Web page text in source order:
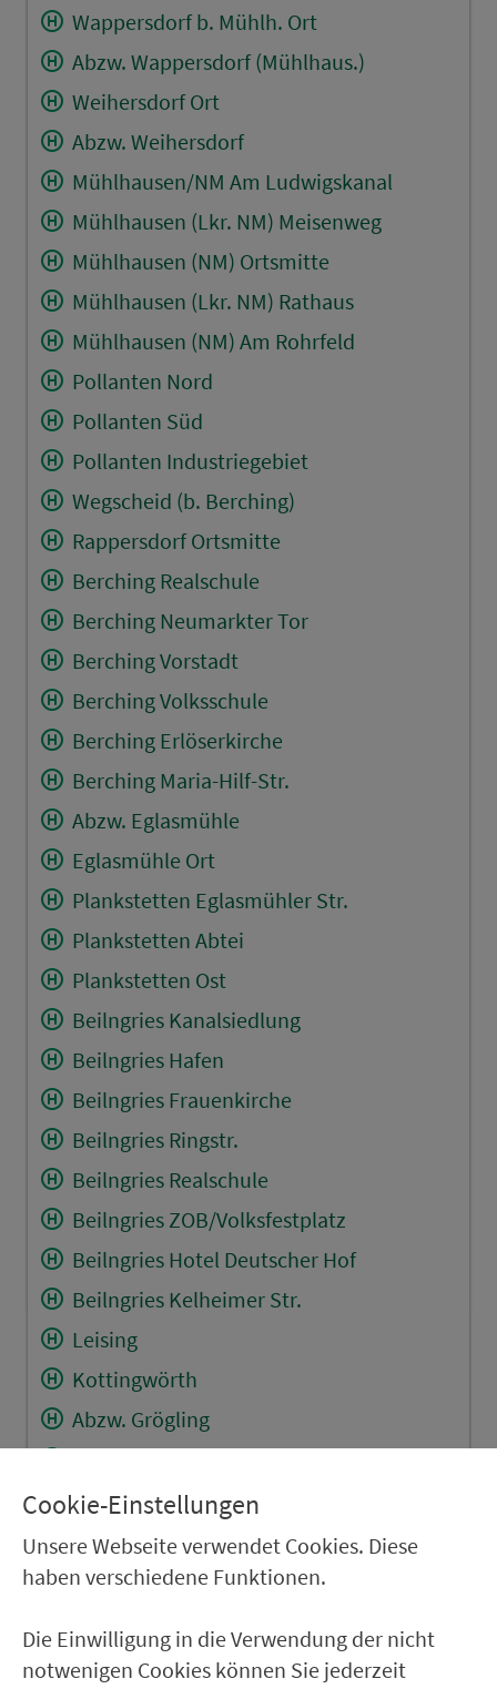
Wappersdorf b. Mühlh. Ort
Abzw. Wappersdorf (Mühlhaus.)
Weihersdorf Ort
Abzw. Weihersdorf
Mühlhausen/NM Am Ludwigskanal
Mühlhausen (Lkr. NM) Meisenweg
Mühlhausen (NM) Ortsmitte
Mühlhausen (Lkr. NM) Rathaus
Mühlhausen (NM) Am Rohrfeld
Pollanten Nord
Pollanten Süd
Pollanten Industriegebiet
Wegscheid (b. Berching)
Rappersdorf Ortsmitte
Berching Realschule
Berching Neumarkter Tor
Berching Vorstadt
Berching Volksschule
Berching Erlöserkirche
Berching Maria-Hilf-Str.
Abzw. Eglasmühle
Eglasmühle Ort
Plankstetten Eglasmühler Str.
Plankstetten Abtei
Plankstetten Ost
Beilngries Kanalsiedlung
Beilngries Hafen
Beilngries Frauenkirche
Beilngries Ringstr.
Beilngries Realschule
Beilngries ZOB/Volksfestplatz
Beilngries Hotel Deutscher Hof
Beilngries Kelheimer Str.
Leising
Kottingwörth
Abzw. Grögling
Töging Am Steig
Töging Sportplatz
Dietfurt a.d.Altm. Bahnhofstr.
Dietfurt a.d.Altm. FWH
Cookie-Einstellungen
Unsere Webseite verwendet Cookies. Diese
haben verschiedene Funktionen.
Die Einwilligung in die Verwendung der nicht
notwenigen Cookies können Sie jederzeit